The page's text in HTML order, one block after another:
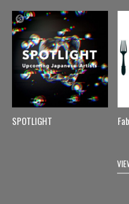
SPOTLIGHT